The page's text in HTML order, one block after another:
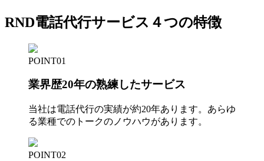
RND電話代行サービス ４つの特徴
POINT01
業界歴20年の熟練したサービス
当社は電話代行の実績が約20年あります。あらゆ
る業種でのトークのノウハウがあります。
POINT02